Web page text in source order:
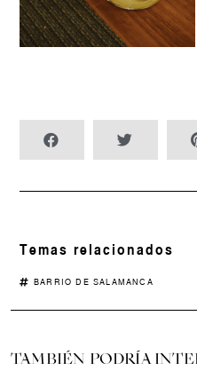
Temas relacionados
BARRIO DE SALAMANCA
TAMBIÉN PODRÍA